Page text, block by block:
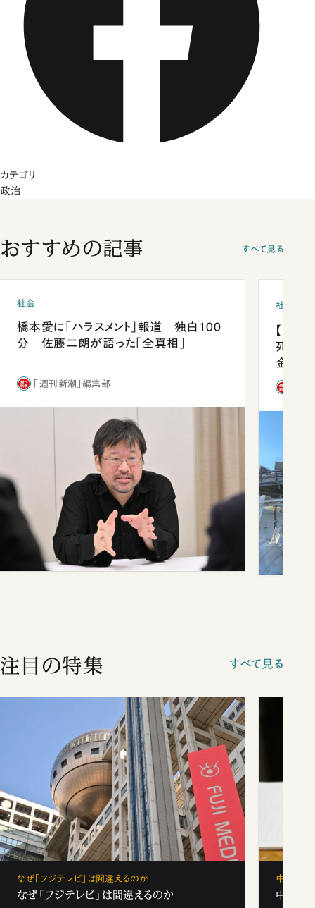
カテゴリ
政治
おすすめの記事 すべて見る
社会
橋本愛に「ハラスメント」報道 独白100
分 佐藤二朗が語った「全真相」
「週刊新潮」編集部
社会
【熊本
死を分
金」
注目の特集 すべて見る
なぜ「フジテレビ」は間違えるのか
なぜ「フジテレビ」は間違えるのか
中学受験
中学受